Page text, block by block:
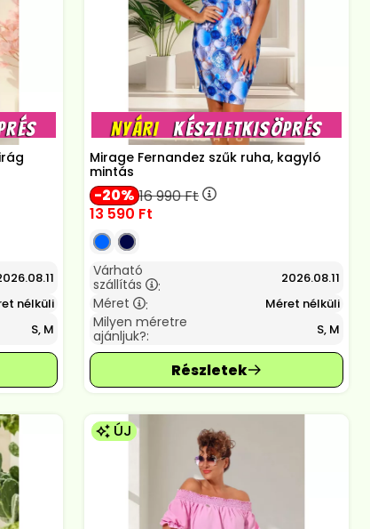
nélküli
S, M
Mirage Fernandez szűk ruha, kagyló
mintás
20 16 990Ft
13 590 Ft
Várható
szállítás
: 2026.08.11
Méret : Méret nélküli
Milyen méretre
ajánljuk?:
S, M
ÚJ